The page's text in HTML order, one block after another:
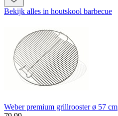
Bekijk alles in houtskool barbecue
Weber premium grillrooster ø 57 cm